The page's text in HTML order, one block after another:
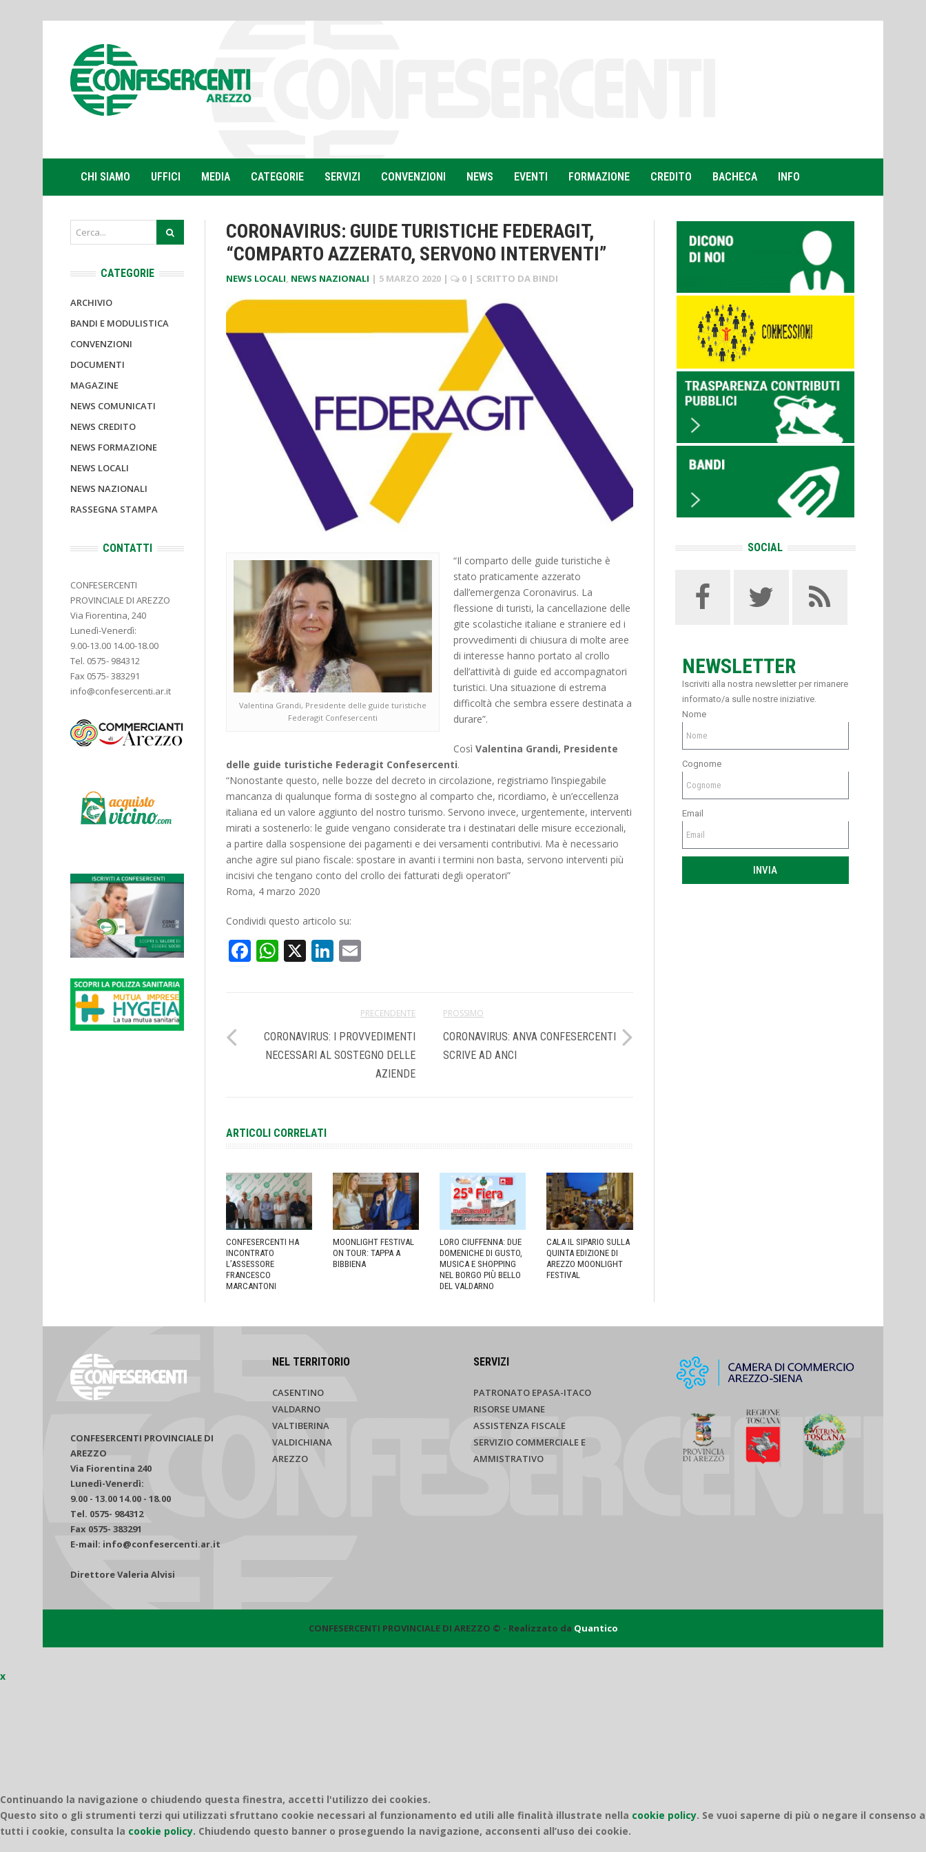
CHI SIAMO UFFICI MEDIA CATEGORIE SERVIZI CONVENZIONI NEWS EVENTI FORMAZIONE CREDITO BACHECA INFO
CORONAVIRUS: GUIDE TURISTICHE FEDERAGIT,
“COMPARTO AZZERATO, SERVONO INTERVENTI”
NEWS LOCALI, NEWS NAZIONALI | 5 MARZO 2020 | 0 | SCRITTO DA BINDI
Valentina Grandi, Presidente delle guide turistiche
Federagit Confesercenti
“Il comparto delle guide turistiche è
stato praticamente azzerato
dall’emergenza Coronavirus. La
flessione di turisti, la cancellazione delle
gite scolastiche italiane e straniere ed i
provvedimenti di chiusura di molte aree
di interesse hanno portato al crollo
dell’attività di guide ed accompagnatori
turistici. Una situazione di estrema
difficoltà che sembra essere destinata a
durare”.
Così Valentina Grandi, Presidente
delle guide turistiche Federagit Confesercenti.
“Nonostante questo, nelle bozze del decreto in circolazione, registriamo l’inspiegabile
mancanza di qualunque forma di sostegno al comparto che, ricordiamo, è un’eccellenza
italiana ed un valore aggiunto del nostro turismo. Servono invece, urgentemente, interventi
mirati a sostenerlo: le guide vengano considerate tra i destinatari delle misure eccezionali,
a partire dalla sospensione dei pagamenti e dei versamenti contributivi. Ma è necessario
anche agire sul piano fiscale: spostare in avanti i termini non basta, servono interventi più
incisivi che tengano conto del crollo dei fatturati degli operatori”
Roma, 4 marzo 2020
Condividi questo articolo su:
Facebook
WhatsApp
X LinkedIn
PRECENDENTE
CORONAVIRUS: I PROVVEDIMENTI
NECESSARI AL SOSTEGNO DELLE
AZIENDE
PROSSIMO
CORONAVIRUS: ANVA CONFESERCENTI
SCRIVE AD ANCI
ARTICOLI CORRELATI
CONFESERCENTI HA
INCONTRATO
L’ASSESSORE
FRANCESCO
MARCANTONI
MOONLIGHT FESTIVAL
ON TOUR: TAPPA A
BIBBIENA
LORO CIUFFENNA: DUE
DOMENICHE DI GUSTO,
MUSICA E SHOPPING
NEL BORGO PIÙ BELLO
DEL VALDARNO
CALA IL SIPARIO SULLA
QUINTA EDIZIONE DI
AREZZO MOONLIGHT
FESTIVAL
CATEGORIE
ARCHIVIO
BANDI E MODULISTICA
CONVENZIONI
DOCUMENTI
MAGAZINE
NEWS COMUNICATI
NEWS CREDITO
NEWS FORMAZIONE
NEWS LOCALI
NEWS NAZIONALI
RASSEGNA STAMPA
CONTATTI
CONFESERCENTI
PROVINCIALE DI AREZZO
Via Fiorentina, 240
Lunedì-Venerdì:
9.00-13.00 14.00-18.00
Tel. 0575- 984312
Fax 0575- 383291
info@confesercenti.ar.it
SOCIAL
NEWSLETTER
Iscriviti alla nostra newsletter per rimanere
informato/a sulle nostre iniziative.
Nome
Cognome
Email
INVIA
CONFESERCENTI PROVINCIALE DI
AREZZO
Via Fiorentina 240
Lunedì-Venerdì:
9.00 - 13.00 14.00 - 18.00
Tel. 0575- 984312
Fax 0575- 383291
E-mail: info@confesercenti.ar.it
Direttore Valeria Alvisi
NEL TERRITORIO
CASENTINO
VALDARNO
VALTIBERINA
VALDICHIANA
AREZZO
SERVIZI
PATRONATO EPASA-ITACO
RISORSE UMANE
ASSISTENZA FISCALE
SERVIZIO COMMERCIALE E
AMMISTRATIVO
CONFESERCENTI PROVINCIALE DI AREZZO © - Realizzato da Quantico
x
Continuando la navigazione o chiudendo questa finestra, accetti l'utilizzo dei cookies.
Questo sito o gli strumenti terzi qui utilizzati sfruttano cookie necessari al funzionamento ed utili alle finalità illustrate nella cookie policy. Se vuoi saperne di più o negare il consenso a
tutti i cookie, consulta la cookie policy. Chiudendo questo banner o proseguendo la navigazione, acconsenti all’uso dei cookie.